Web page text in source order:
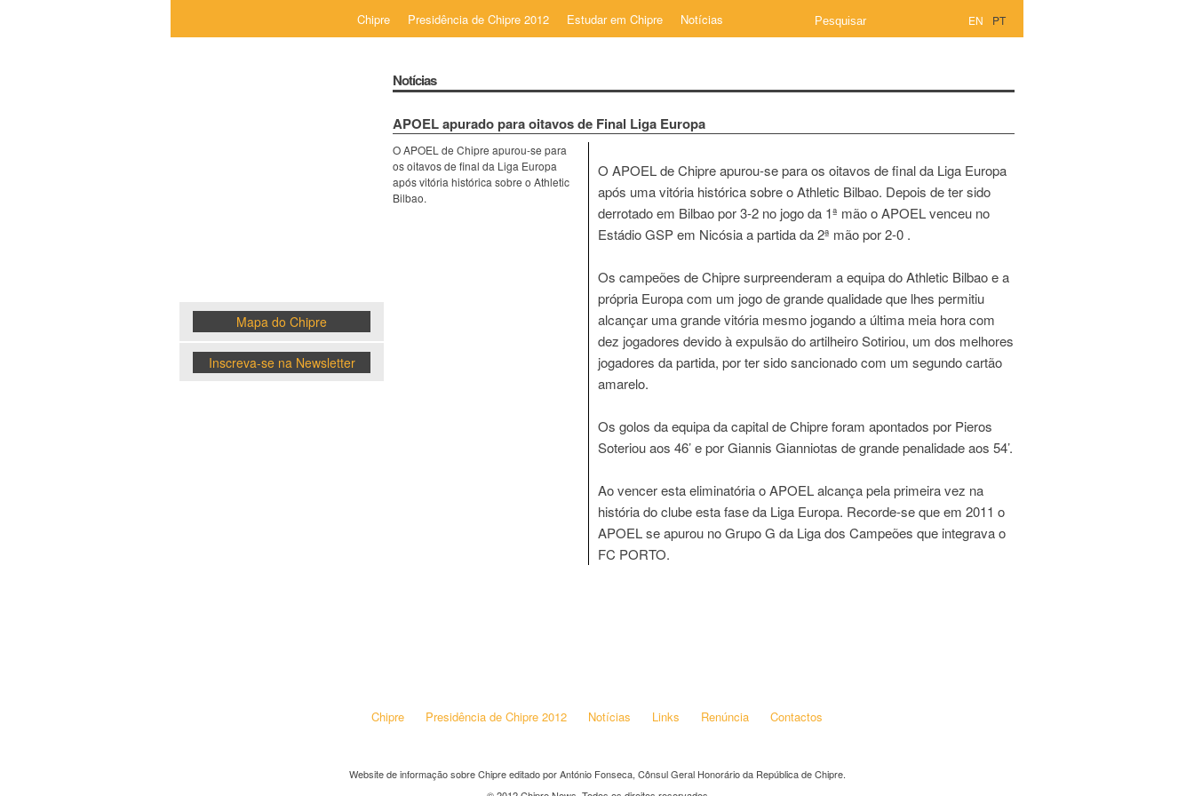
EN PT
Chipre Presidência de Chipre 2012 Estudar em Chipre Notícias
Mapa do Chipre
Inscreva-se na Newsletter
Notícias
APOEL apurado para oitavos de Final Liga Europa
O APOEL de Chipre apurou-se para
os oitavos de final da Liga Europa
após vitória histórica sobre o Athletic
Bilbao.
O APOEL de Chipre apurou-se para os oitavos de final da Liga Europa
após uma vitória histórica sobre o Athletic Bilbao. Depois de ter sido
derrotado em Bilbao por 3-2 no jogo da 1ª mão o APOEL venceu no
Estádio GSP em Nicósia a partida da 2ª mão por 2-0 .
Os campeões de Chipre surpreenderam a equipa do Athletic Bilbao e a
própria Europa com um jogo de grande qualidade que lhes permitiu
alcançar uma grande vitória mesmo jogando a última meia hora com
dez jogadores devido à expulsão do artilheiro Sotiriou, um dos melhores
jogadores da partida, por ter sido sancionado com um segundo cartão
amarelo.
Os golos da equipa da capital de Chipre foram apontados por Pieros
Soteriou aos 46’ e por Giannis Gianniotas de grande penalidade aos 54’.
Ao vencer esta eliminatória o APOEL alcança pela primeira vez na
história do clube esta fase da Liga Europa. Recorde-se que em 2011 o
APOEL se apurou no Grupo G da Liga dos Campeões que integrava o
FC PORTO.
Chipre Presidência de Chipre 2012 Notícias Links Renúncia Contactos
Website de informação sobre Chipre editado por António Fonseca, Cônsul Geral Honorário da República de Chipre.